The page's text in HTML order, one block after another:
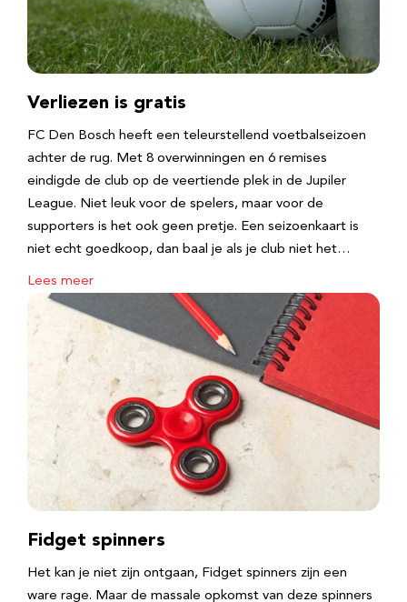
Verliezen is gratis
FC Den Bosch heeft een teleurstellend voetbalseizoen
achter de rug. Met 8 overwinningen en 6 remises
eindigde de club op de veertiende plek in de Jupiler
League. Niet leuk voor de spelers, maar voor de
supporters is het ook geen pretje. Een seizoenkaart is
niet echt goedkoop, dan baal je als je club niet het…
Lees meer
Fidget spinners
Het kan je niet zijn ontgaan, Fidget spinners zijn een
ware rage. Maar de massale opkomst van deze spinners